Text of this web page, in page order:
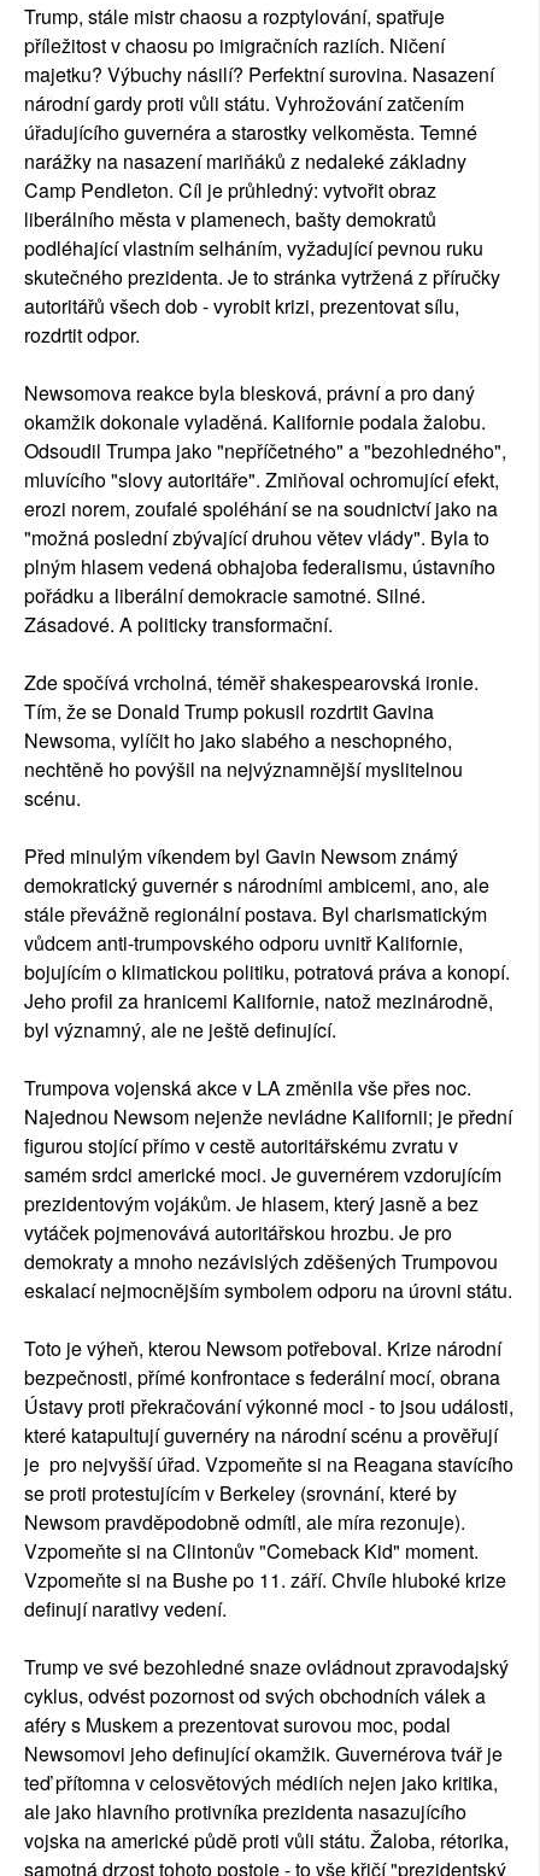
Trump, stále mistr chaosu a rozptylování, spatřuje
příležitost v chaosu po imigračních raziích. Ničení
majetku? Výbuchy násilí? Perfektní surovina. Nasazení
národní gardy proti vůli státu. Vyhrožování zatčením
úřadujícího guvernéra a starostky velkoměsta. Temné
narážky na nasazení mariňáků z nedaleké základny
Camp Pendleton. Cíl je průhledný: vytvořit obraz
liberálního města v plamenech, bašty demokratů
podléhající vlastním selháním, vyžadující pevnou ruku
skutečného prezidenta. Je to stránka vytržená z příručky
autoritářů všech dob - vyrobit krizi, prezentovat sílu,
rozdrtit odpor.
Newsomova reakce byla blesková, právní a pro daný
okamžik dokonale vyladěná. Kalifornie podala žalobu.
Odsoudil Trumpa jako "nepříčetného" a "bezohledného",
mluvícího "slovy autoritáře". Zmiňoval ochromující efekt,
erozi norem, zoufalé spoléhání se na soudnictví jako na
"možná poslední zbývající druhou větev vlády". Byla to
plným hlasem vedená obhajoba federalismu, ústavního
pořádku a liberální demokracie samotné. Silné.
Zásadové. A politicky transformační.
Zde spočívá vrcholná, téměř shakespearovská ironie.
Tím, že se Donald Trump pokusil rozdrtit Gavina
Newsoma, vylíčit ho jako slabého a neschopného,
nechtěně ho povýšil na nejvýznamnější myslitelnou
scénu.
Před minulým víkendem byl Gavin Newsom známý
demokratický guvernér s národními ambicemi, ano, ale
stále převážně regionální postava. Byl charismatickým
vůdcem anti-trumpovského odporu uvnitř Kalifornie,
bojujícím o klimatickou politiku, potratová práva a konopí.
Jeho profil za hranicemi Kalifornie, natož mezinárodně,
byl významný, ale ne ještě definující.
Trumpova vojenská akce v LA změnila vše přes noc.
Najednou Newsom nejenže nevládne Kalifornii; je přední
figurou stojící přímo v cestě autoritářskému zvratu v
samém srdci americké moci. Je guvernérem vzdorujícím
prezidentovým vojákům. Je hlasem, který jasně a bez
vytáček pojmenovává autoritářskou hrozbu. Je pro
demokraty a mnoho nezávislých zděšených Trumpovou
eskalací nejmocnějším symbolem odporu na úrovni státu.
Toto je výheň, kterou Newsom potřeboval. Krize národní
bezpečnosti, přímé konfrontace s federální mocí, obrana
Ústavy proti překračování výkonné moci - to jsou události,
které katapultují guvernéry na národní scénu a prověřují
je pro nejvyšší úřad. Vzpomeňte si na Reagana stavícího
se proti protestujícím v Berkeley (srovnání, které by
Newsom pravděpodobně odmítl, ale míra rezonuje).
Vzpomeňte si na Clintonův "Comeback Kid" moment.
Vzpomeňte si na Bushe po 11. září. Chvíle hluboké krize
definují narativy vedení.
Trump ve své bezohledné snaze ovládnout zpravodajský
cyklus, odvést pozornost od svých obchodních válek a
aféry s Muskem a prezentovat surovou moc, podal
Newsomovi jeho definující okamžik. Guvernérova tvář je
teď přítomna v celosvětových médiích nejen jako kritika,
ale jako hlavního protivníka prezidenta nasazujícího
vojska na americké půdě proti vůli státu. Žaloba, rétorika,
samotná drzost tohoto postoje - to vše křičí "prezidentský